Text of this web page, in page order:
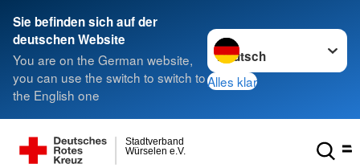
Sie befinden sich auf der
deutschen Website
You are on the German website,
you can use the switch to switch to
the English one
Sprache wechseln zu
Alles klar
Würselen e.V.
Stadtverband